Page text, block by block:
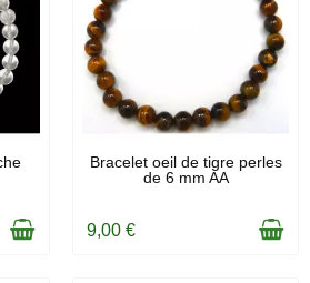
EN STOCK
Bracelet oeil de tigre perles
de 6 mm AA
9,00 €